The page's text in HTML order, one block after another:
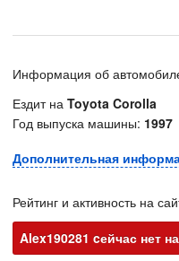
Информация об
Ездит на Toyota Corolla
Год выпуска машины: 1997
Дополнительная
Рейтинг и активность на
Alex190281 cейчас нет